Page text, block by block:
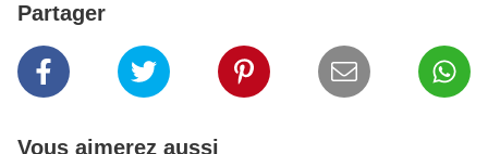
Partager
Vous aimerez aussi